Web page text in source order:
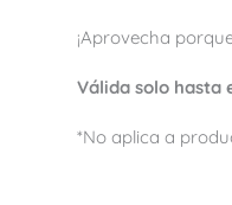
¡Aprovecha
Válida solo hasta
*No aplica a